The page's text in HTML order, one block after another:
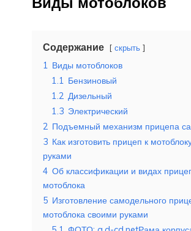
Содержание скрыть
1 Виды мотоблоков
1.1 Бензиновый
1.2 Дизельный
1.3 Электрический
2 Подъемный механизм прицепа
3 Как изготовить прицеп к
руками
4 Об классификации и видах
мотоблока
5 Изготовление самодельного
мотоблока своими руками